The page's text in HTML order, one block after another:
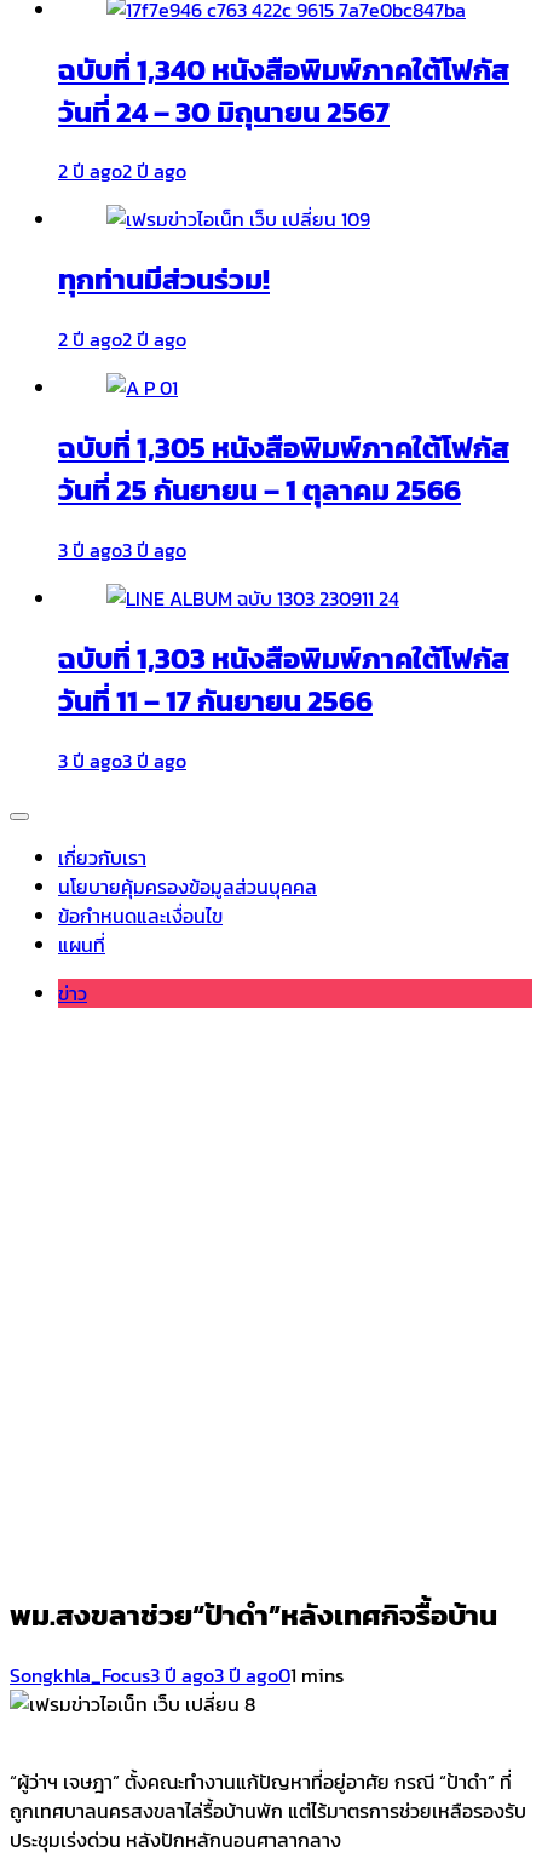
ฉบับที่ 1,340 หนังสือพิมพ์ภาคใต้โฟกัส
วันที่ 24 – 30 มิถุนายน 2567
2 ปี ago2 ปี ago
ทุกท่านมีส่วนร่วม!
2 ปี ago2 ปี ago
ฉบับที่ 1,305 หนังสือพิมพ์ภาคใต้โฟกัส
วันที่ 25 กันยายน – 1 ตุลาคม 2566
3 ปี ago3 ปี ago
ฉบับที่ 1,303 หนังสือพิมพ์ภาคใต้โฟกัส
วันที่ 11 – 17 กันยายน 2566
3 ปี ago3 ปี ago
เกี่ยวกับเรา
นโยบายคุ้มครองข้อมูลส่วนบุคคล
ข้อกำหนดและเงื่อนไข
แผนที่
ข่าว
พม.สงขลาช่วย“ป้าดำ”หลังเทศกิจรื้อบ้าน
Songkhla_Focus3 ปี ago3 ปี ago01 mins
“ผู้ว่าฯ เจษฎา” ตั้งคณะทำงานแก้ปัญหาที่อยู่อาศัย กรณี “ป้าดำ” ที่
ถูกเทศบาลนครสงขลาไล่รื้อบ้านพัก แต่ไร้มาตรการช่วยเหลือรองรับ
ประชุมเร่งด่วน หลังปักหลักนอนศาลากลาง